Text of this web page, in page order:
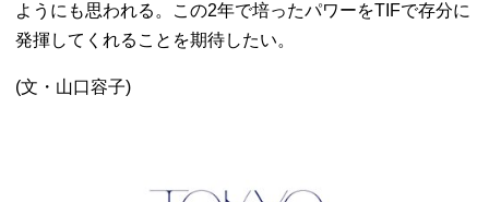
ようにも思われる。この2年で培ったパワーをTIFで存分に
発揮してくれることを期待したい。
(文・山口容子)